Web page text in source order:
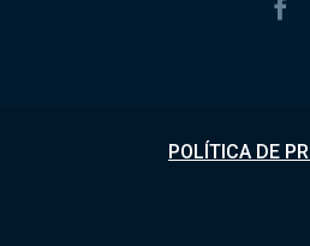
POLÍTICA DE